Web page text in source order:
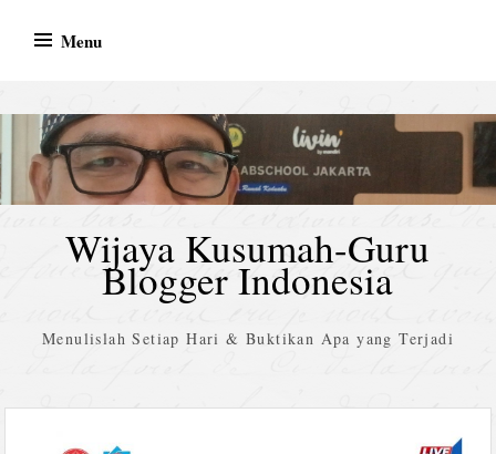
Menu
Wijaya Kusumah-Guru
Blogger Indonesia
Menulislah Setiap Hari & Buktikan Apa yang Terjadi